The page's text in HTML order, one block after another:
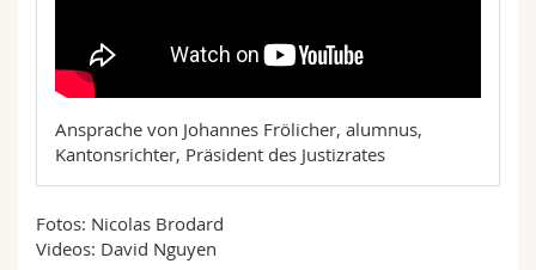
Ansprache von Johannes Frölicher, alumnus,
Kantonsrichter, Präsident des Justizrates
Fotos: Nicolas Brodard
Videos: David Nguyen